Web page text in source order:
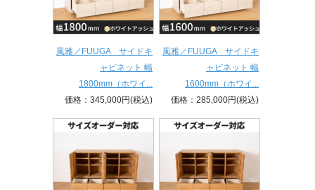
風雅／FUUGA サイドキ
ャビネット 幅
1800mm（ホワイ...
価格：345,000円(税込)
風雅／FUUGA サイドキ
ャビネット 幅
1600mm（ホワイ...
価格：285,000円(税込)